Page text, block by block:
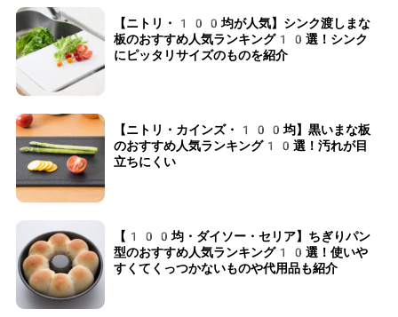
【ニトリ・100均が人気】シンク渡しまな
板のおすすめ人気ランキング10選！シンク
にピッタリサイズのものを紹介
【ニトリ・カインズ・100均】黒いまな板
のおすすめ人気ランキング10選！汚れが目
立ちにくい
【100均・ダイソー・セリア】ちぎりパン
型のおすすめ人気ランキング10選！使いや
すくてくっつかないものや代用品も紹介